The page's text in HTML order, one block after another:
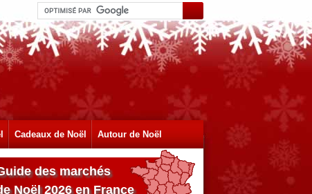
Cadeaux de Noël Autour de Noël
des marchés
Noël 2026 en France